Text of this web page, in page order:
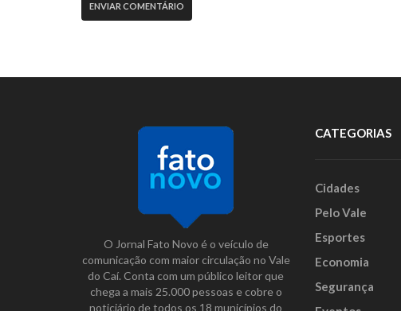
O Jornal Fato Novo é o veículo de
comunicação com maior circulação no Vale
do Caí. Conta com um público leitor que
chega a mais 25.000 pessoas e cobre o
noticiário de todos os 18 municípios do
CATEGORIAS
Cidades
Pelo Vale
Esportes
Economia
Segurança